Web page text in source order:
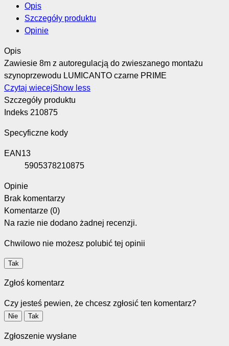
Opis
Szczegóły produktu
Opinie
Opis
Zawiesie 8m z autoregulacją do zwieszanego montażu
szynoprzewodu LUMICANTO czarne PRIME
Czytaj wiecejShow less
Szczegóły produktu
Indeks 210875
Specyficzne kody
EAN13
5905378210875
Opinie
Brak komentarzy
Komentarze (0)
Na razie nie dodano żadnej recenzji.
Chwilowo nie możesz polubić tej opinii
Tak
Zgłoś komentarz
Czy jesteś pewien, że chcesz zgłosić ten komentarz?
Nie Tak
Zgłoszenie wysłane